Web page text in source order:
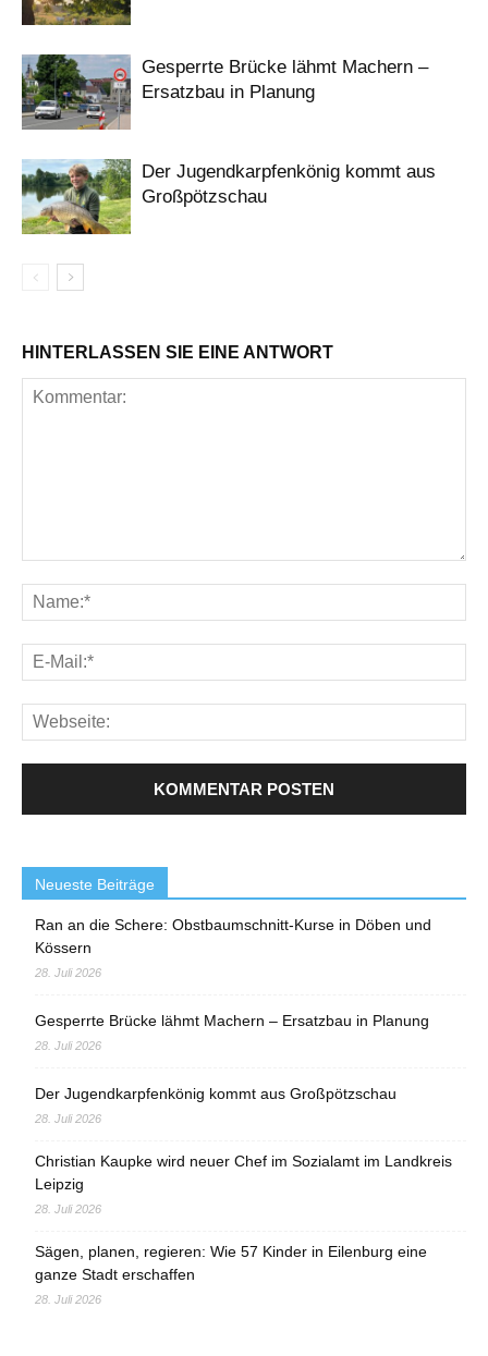
Gesperrte Brücke lähmt Machern –
Ersatzbau in Planung
Der Jugendkarpfenkönig kommt aus
Großpötzschau
HINTERLASSEN SIE EINE ANTWORT
Neueste Beiträge
Ran an die Schere: Obstbaumschnitt-Kurse in Döben und
Kössern
28. Juli 2026
Gesperrte Brücke lähmt Machern – Ersatzbau in Planung
28. Juli 2026
Der Jugendkarpfenkönig kommt aus Großpötzschau
28. Juli 2026
Christian Kaupke wird neuer Chef im Sozialamt im Landkreis
Leipzig
28. Juli 2026
Sägen, planen, regieren: Wie 57 Kinder in Eilenburg eine
ganze Stadt erschaffen
28. Juli 2026